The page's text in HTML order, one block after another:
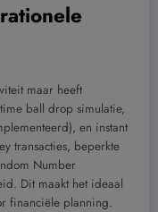
maar heeft
ball drop simulatie,
en instant
transacties, beperkte
Number
Dit maakt het ideaal
financiële planning.